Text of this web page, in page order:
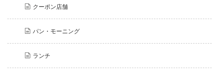
クーポン店舗
パン・モーニング
ランチ